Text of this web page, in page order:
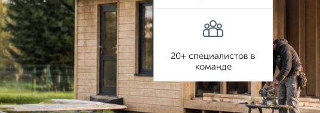
20+ специалистов в
команде